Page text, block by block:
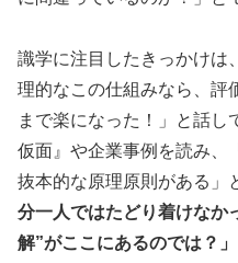
識学に注目したきっかけは
理的なこの仕組みなら、評
まで楽になった！」と話し
仮面』や企業事例を読み、
抜本的な原理原則がある」
分一人ではたどり着けなか
解”がここにあるのでは？」